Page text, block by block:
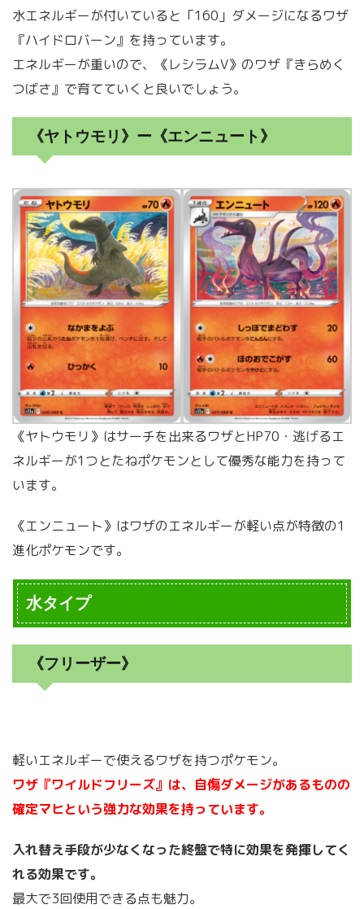
水エネルギーが付いていると「160」ダメージになるワザ
『ハイドロバーン』を持っています。
エネルギーが重いので、《レシラムV》のワザ『きらめく
つばさ』で育てていくと良いでしょう。
《ヤトウモリ》ー《エンニュート》
《ヤトウモリ》はサーチを出来るワザとHP70・逃げるエ
ネルギーが1つとたねポケモンとして優秀な能力を持って
います。
《エンニュート》はワザのエネルギーが軽い点が特徴の1
進化ポケモンです。
水タイプ
《フリーザー》
軽いエネルギーで使えるワザを持つポケモン。
ワザ『ワイルドフリーズ』は、自傷ダメージがあるものの
確定マヒという強力な効果を持っています。
入れ替え手段が少なくなった終盤で特に効果を発揮してく
れる効果です。
最大で3回使用できる点も魅力。